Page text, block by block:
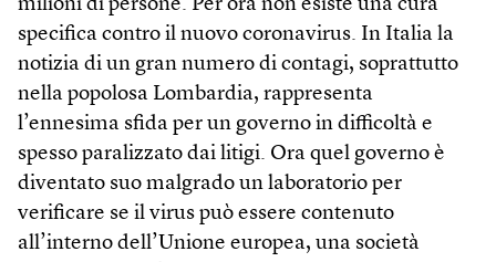
milioni di persone. Per ora non esiste una cura
specifica contro il nuovo coronavirus. In Italia la
notizia di un gran numero di contagi, soprattutto
nella popolosa Lombardia, rappresenta
l’ennesima sfida per un governo in difficoltà e
spesso paralizzato dai litigi. Ora quel governo è
diventato suo malgrado un laboratorio per
verificare se il virus può essere contenuto
all’interno dell’Unione europea, una società